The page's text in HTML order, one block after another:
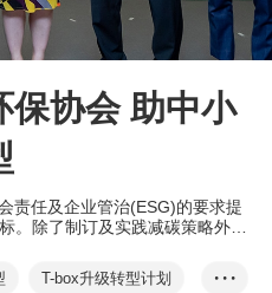
保协会 助中小
责任及企业管治(ESG)的要求提
。除了制订及实践减碳策略外，
T-box升级转型计划
• • •